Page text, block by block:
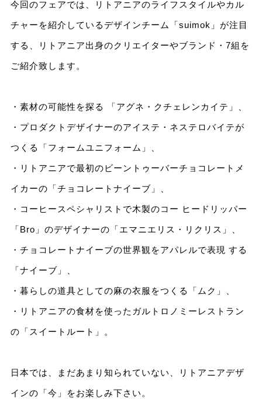
今回のフェアでは、リトアニアのライフスタイルやカル
チャーを紹介しているデザインチーム「suimok」が注目
する、リトアニア出身のクリエイターやブランド・7組を
ご紹介致します。
・素材の可能性を探る 「アグネ・クチェレンカイテ」、
・プロダクトデザイナーのアイステ・ネステロバイテが
つくる「フォームユニフォーム」、
・リトアニアで最初のビーントゥーバーチョコレートメ
イカーの「チョコレートナイーブ」、
・コーヒースペシャリストで木製のコー ヒードリッパー
「Bro」のデザイナーの「エマニエリス・リクリス」、
・チョコレートナイーブの世界観をアパレルで表現 する
「ナイーブ」、
・暮らしの道具としての麻の衣服をつくる「ムク」、
・リトアニアの食材を使ったガルトロノミーレストラン
の「スイートルート」。
日本では、まだあまり知られていない、リトアニアデザ
インの「今」をお楽しみ下さい。